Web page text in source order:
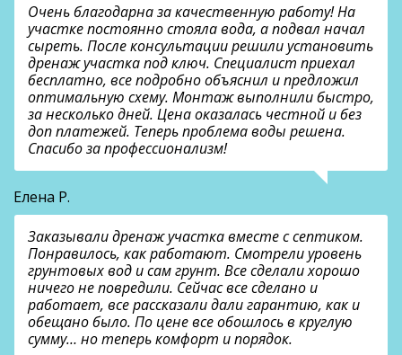
Очень благодарна за качественную работу! На
участке постоянно стояла вода, а подвал начал
сыреть. После консультации решили установить
дренаж участка под ключ. Специалист приехал
бесплатно, все подробно объяснил и предложил
оптимальную схему. Монтаж выполнили быстро,
за несколько дней. Цена оказалась честной и без
доп платежей. Теперь проблема воды решена.
Спасибо за профессионализм!
Елена Р.
Заказывали дренаж участка вместе с септиком.
Понравилось, как работают. Смотрели уровень
грунтовых вод и сам грунт. Все сделали хорошо
ничего не повредили. Сейчас все сделано и
работает, все рассказали дали гарантию, как и
обещано было. По цене все обошлось в круглую
сумму… но теперь комфорт и порядок.